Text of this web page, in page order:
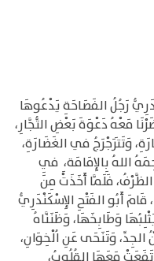
رَجُلُ الفَصَاحَةِ يَدْعُوهَا
مَعْهُ دَعْوَةَ بَعْضِ التُّجَّارِ،
وَتَتَرَجْرَجُ في الغَضَارَةِ،
اللهُ بِالإِمَامَة، ِ فِي
فَلَمَّا أَخَذَتْ مِنَ
قَامَ أَبُو الفَتْحِ الإِسْكَنْدَرِيُّ
وَطَابِخَهَا، وَظَنَنَّاهُ
الجِدِّ، وَتَنَحَى عَنِ اُلْخِوَانِ،